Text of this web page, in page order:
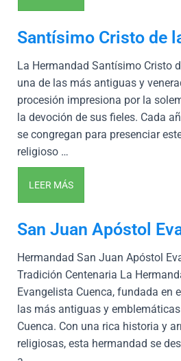
Santísimo Cristo de
La Hermandad Santísimo Cristo
una de las más antiguas y
procesión impresiona por la
la devoción de sus fieles. Cada
se congregan para presenciar
religioso …
LEER MÁS
San Juan Apóstol
Hermandad San Juan Apóstol
Tradición Centenaria La
Evangelista Cuenca, fundada en
las más antiguas y
Cuenca. Con una rica historia y
religiosas, esta hermandad se